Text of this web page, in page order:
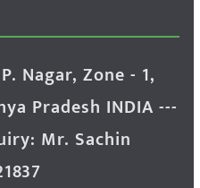
Nagar, Zone - 1,
Pradesh INDIA ---
Mr. Sachin